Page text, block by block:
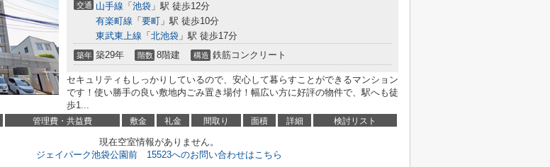
交通 山手線 「 池袋 」駅 徒歩12分
有楽町線 「 要町 」駅 徒歩10分
東武東上線 「 北池袋 」駅 徒歩17分
築年 築29年 階数 8階建 構造 鉄筋コンクリート
セキュリティもしっかりしているので、安心して暮らすことができるマンション
です！使い勝手の良い敷地内ごみ置き場付！幅広い方に好評の物件で、駅へも徒
歩1...
管理費・共益費 敷金 礼金 間取り 面積 詳細 検討リスト
現在空室情報がありません。
ジェイパーク池袋公園前 15523へのお問い合わせはこちら